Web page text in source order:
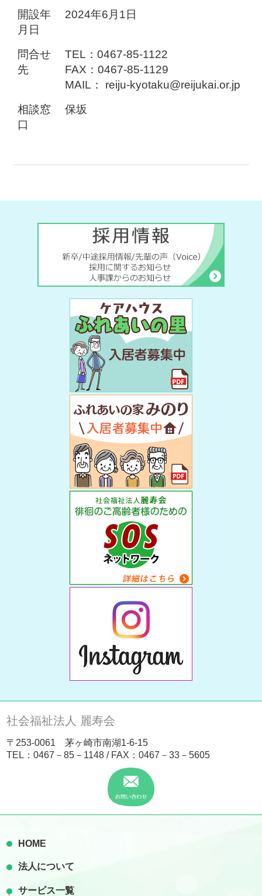
開設年
月日
2024年6月1日
問合せ
先
TEL：0467-85-1122
FAX：0467-85-1129
MAIL： reiju-kyotaku@reijukai.or.jp
相談窓
口
保坂
社会福祉法人 麗寿会
〒253-0061 茅ヶ崎市南湖1-6-15
TEL：0467－85－1148 / FAX：0467－33－5605
HOME
法人について
サービス一覧